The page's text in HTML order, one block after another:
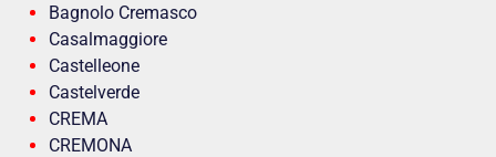
Bagnolo Cremasco
Casalmaggiore
Castelleone
Castelverde
CREMA
CREMONA